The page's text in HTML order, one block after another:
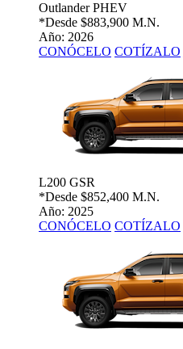
Outlander PHEV
*Desde $883,900 M.N.
Año: 2026
CONÓCELO COTÍZALO
L200 GSR
*Desde $852,400 M.N.
Año: 2025
CONÓCELO COTÍZALO